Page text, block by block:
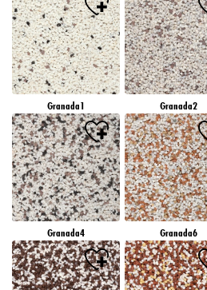
Granada1 Granada2
Granada4 Granada6